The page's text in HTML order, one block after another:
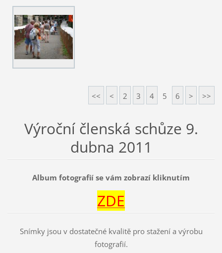
<< < 2 3 4 5 6 > >>
Výroční členská schůze 9.
dubna 2011
Album fotografií se vám zobrazí kliknutím
ZDE
Snímky jsou v dostatečné kvalitě pro stažení a výrobu
fotografií.